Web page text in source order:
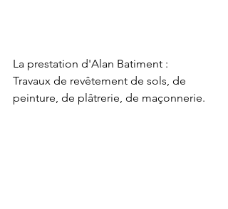
La prestation d'Alan Batiment :
Travaux de revêtement de sols, de
peinture, de plâtrerie, de maçonnerie.